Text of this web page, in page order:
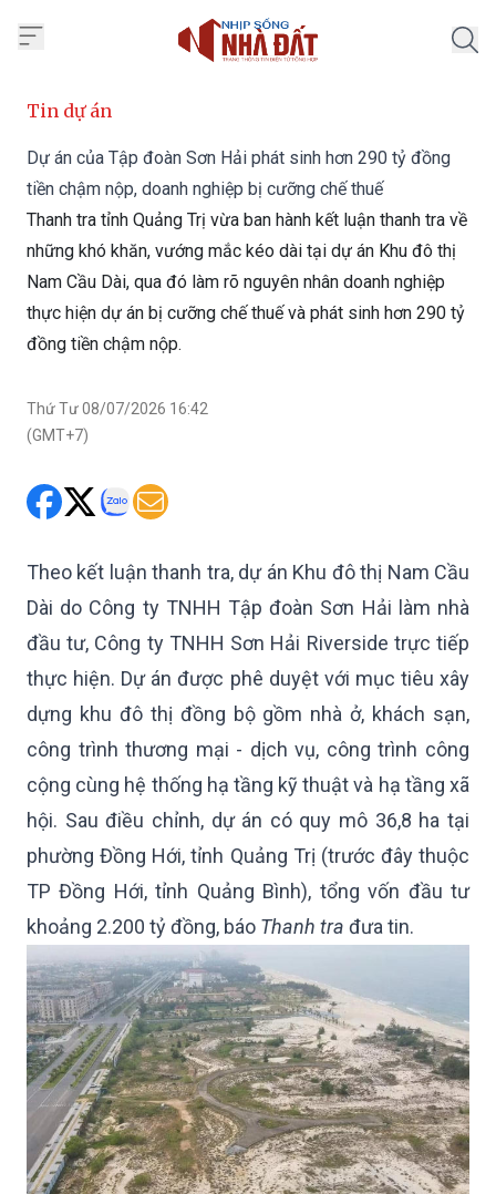
Tin dự án
Dự án của Tập đoàn Sơn Hải phát sinh hơn 290 tỷ đồng
tiền chậm nộp, doanh nghiệp bị cưỡng chế thuế
Thanh tra tỉnh Quảng Trị vừa ban hành kết luận thanh tra về
những khó khăn, vướng mắc kéo dài tại dự án Khu đô thị
Nam Cầu Dài, qua đó làm rõ nguyên nhân doanh nghiệp
thực hiện dự án bị cưỡng chế thuế và phát sinh hơn 290 tỷ
đồng tiền chậm nộp.
Thứ Tư 08/07/2026 16:42
(GMT+7)
Theo kết luận thanh tra, dự án Khu đô thị Nam Cầu
Dài do Công ty TNHH Tập đoàn Sơn Hải làm nhà
đầu tư, Công ty TNHH Sơn Hải Riverside trực tiếp
thực hiện. Dự án được phê duyệt với mục tiêu xây
dựng khu đô thị đồng bộ gồm nhà ở, khách sạn,
công trình thương mại - dịch vụ, công trình công
cộng cùng hệ thống hạ tầng kỹ thuật và hạ tầng xã
hội. Sau điều chỉnh, dự án có quy mô 36,8 ha tại
phường Đồng Hới, tỉnh Quảng Trị (trước đây thuộc
TP Đồng Hới, tỉnh Quảng Bình), tổng vốn đầu tư
khoảng 2.200 tỷ đồng, báo Thanh tra đưa tin.